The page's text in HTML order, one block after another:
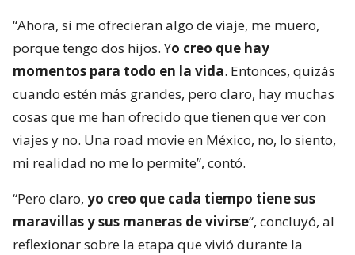
“Ahora, si me ofrecieran algo de viaje, me muero,
porque tengo dos hijos. Yo creo que hay
momentos para todo en la vida. Entonces, quizás
cuando estén más grandes, pero claro, hay muchas
cosas que me han ofrecido que tienen que ver con
viajes y no. Una road movie en México, no, lo siento,
mi realidad no me lo permite”, contó.
“Pero claro, yo creo que cada tiempo tiene sus
maravillas y sus maneras de vivirse“, concluyó, al
reflexionar sobre la etapa que vivió durante la